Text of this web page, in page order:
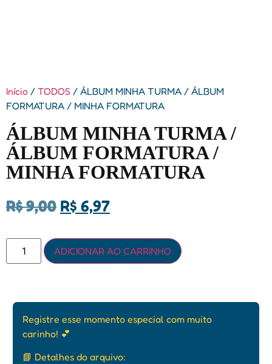
Início / TODOS / ÁLBUM MINHA TURMA / ÁLBUM
FORMATURA / MINHA FORMATURA
ÁLBUM MINHA TURMA /
ÁLBUM FORMATURA /
MINHA FORMATURA
R$9,00 R$ 6,97
ADICIONAR AO CARRINHO
Registre esse momento especial com muito
carinho! 💕
📘 Detalhes do arquivo: